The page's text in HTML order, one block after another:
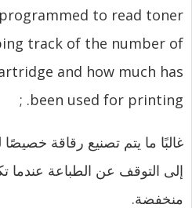
to read toner
track of the number of
and how much has
been used for printing.
;
غالبًا ما يتم تصنيع رقاقة
إلى التوقف عن الطباعة عندما
منخفضة.